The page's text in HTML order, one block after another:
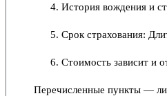
История вождения и
Срок страхования:
Стоимость зависит и
Перечисленные пункты —